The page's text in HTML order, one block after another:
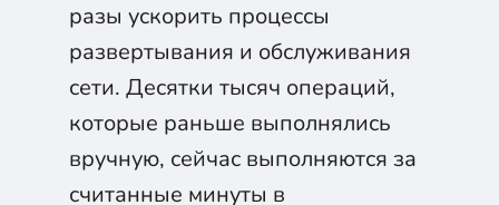
разы ускорить процессы
развертывания и обслуживания
сети. Десятки тысяч операций,
которые раньше выполнялись
вручную, сейчас выполняются за
считанные минуты в